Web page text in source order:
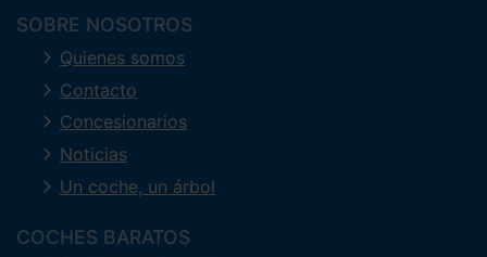
SOBRE NOSOTROS
Quienes somos
Contacto
Concesionarios
Noticias
Un coche, un árbol
COCHES BARATOS